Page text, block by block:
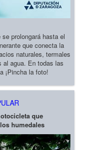
prolongará hasta el
que conecta la
naturales, termales
al agua. En todas las
¡Pincha la foto!
que
humedales